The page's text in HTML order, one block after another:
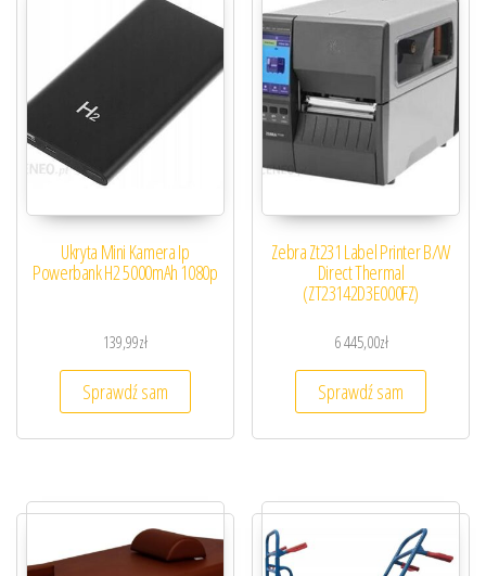
Ukryta Mini Kamera Ip
Powerbank H2 5000mAh 1080p
139,99zł
Sprawdź sam
Zebra Zt231 Label Printer B/W
Direct Thermal
(ZT23142D3E000FZ)
6 445,00zł
Sprawdź sam